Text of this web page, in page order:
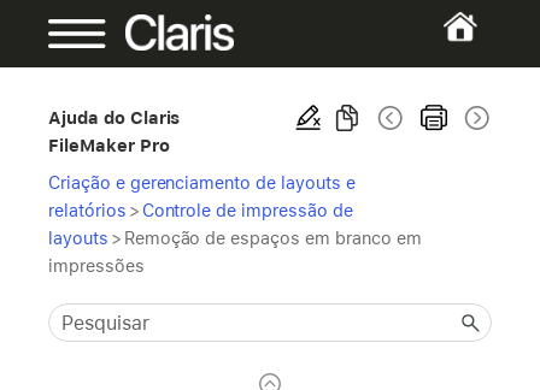
Ajuda do Claris
FileMaker Pro
Criação e gerenciamento de layouts e
relatórios > Controle de impressão de
layouts > Remoção de espaços em branco em
impressões